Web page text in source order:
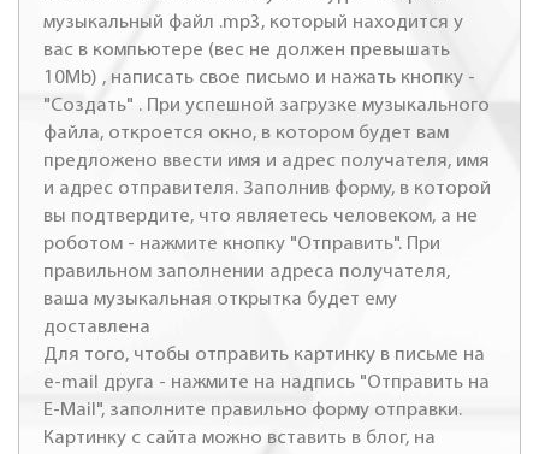
музыкальный файл .mp3, который находится у
вас в компьютере (вес не должен превышать
10Mb) , написать свое письмо и нажать кнопку -
"Создать" . При успешной загрузке музыкального
файла, откроется окно, в котором будет вам
предложено ввести имя и адрес получателя, имя
и адрес отправителя. Заполнив форму, в которой
вы подтвердите, что являетесь человеком, а не
роботом - нажмите кнопку "Отправить". При
правильном заполнении адреса получателя,
ваша музыкальная открытка будет ему
доставлена
Для того, чтобы отправить картинку в письме на
e-mail друга - нажмите на надпись "Отправить на
E-Mail", заполните правильно форму отправки.
Картинку с сайта можно вставить в блог, на